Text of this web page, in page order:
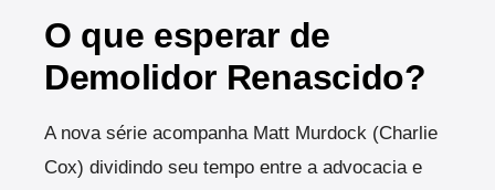
O que esperar de
Demolidor Renascido?
A nova série acompanha Matt Murdock (Charlie
Cox) dividindo seu tempo entre a advocacia e